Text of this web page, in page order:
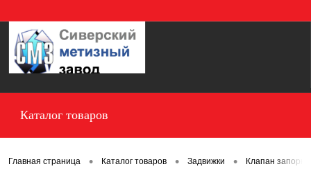
Каталог товаров
Главная страница • Каталог товаров • Задвижки • Клапан